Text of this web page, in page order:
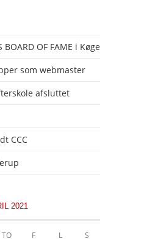
OF FAME i Køge
som webmaster
afsluttet
CCC
2021
TO F L S